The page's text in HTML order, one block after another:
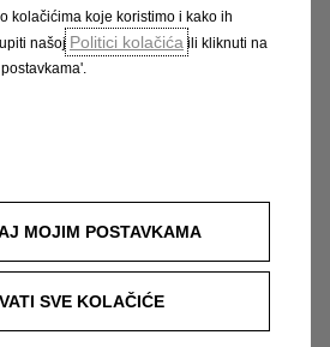
te se za istu dodatno
vozila Opel Frontera ili
informacije obratite se
modela: Opel Mokka 4,9 – 5,7
km, Opel Frontera 5,3 – 5,4 l/100
Grandland 5,5 – 5,6 l/100 km
Corsa 4,6 – 5,4 l/100 km i 104 –
4,9 – 5,0 l/100 km i 109 – 130
kolačićima koje koristimo i kako ih
našoj Politici kolačića ili kliknuti na
MOJIM POSTAVKAMA
SVE KOLAČIĆE